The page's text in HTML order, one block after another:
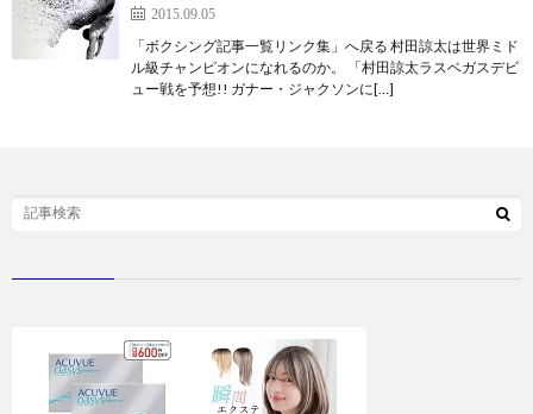
2015.09.05
「ボクシング記事一覧リンク集」へ戻る 村田諒太は世界ミド
ル級チャンピオンになれるのか。 「村田諒太ラスベガスデビ
ュー戦を予想!! ガナー・ジャクソンに[…]